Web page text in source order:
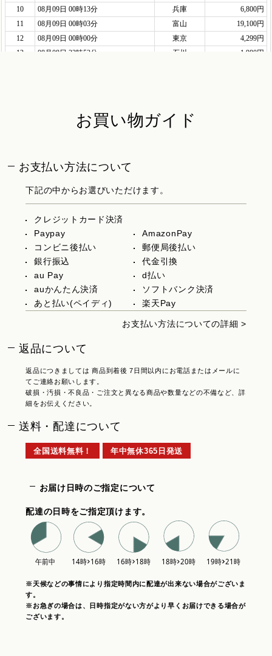
お買い物ガイド
お支払い方法について
下記の中からお選びいただけます。
クレジットカード決済
Paypay
AmazonPay
コンビニ後払い
郵便局後払い
銀行振込
代金引換
au Pay
d払い
auかんたん決済
ソフトバンク決済
あと払い(ペイディ)
楽天Pay
お支払い方法についての詳細 >
返品について
返品につきましては 商品到着後 7日間以内にお電話またはメールに
てご連絡お願いします。
破損・汚損・不良品・ご注文と異なる商品や数量などの不備など、詳
細をお伝えください。
送料・配達について
全国送料無料！ 年中無休365日発送
お届け日時のご指定について
配達の日時をご指定頂けます。
※天候などの事情により指定時間内に配達が出来ない場合がございま
す。
※お急ぎの場合は、日時指定がない方がより早くお届けできる場合が
ございます。